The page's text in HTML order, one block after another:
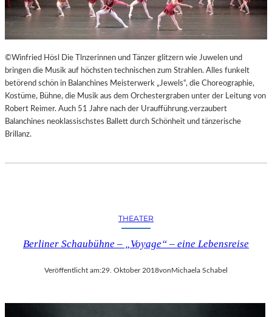
©Winfried Hösl Die Tlnzerinnen und Tänzer glitzern wie Juwelen und
bringen die Musik auf höchsten technischen zum Strahlen. Alles funkelt
betörend schön in Balanchines Meisterwerk „Jewels“, die Choreographie,
Kostüme, Bühne, die Musik aus dem Orchestergraben unter der Leitung von
Robert Reimer. Auch 51 Jahre nach der Uraufführung.verzaubert
Balanchines neoklassischstes Ballett durch Schönheit und tänzerische
Brillanz.
THEATER
Berliner Schaubühne – „Voyage“ – eine Lebensreise
Veröffentlicht am:29. Oktober 2018vonMichaela Schabel